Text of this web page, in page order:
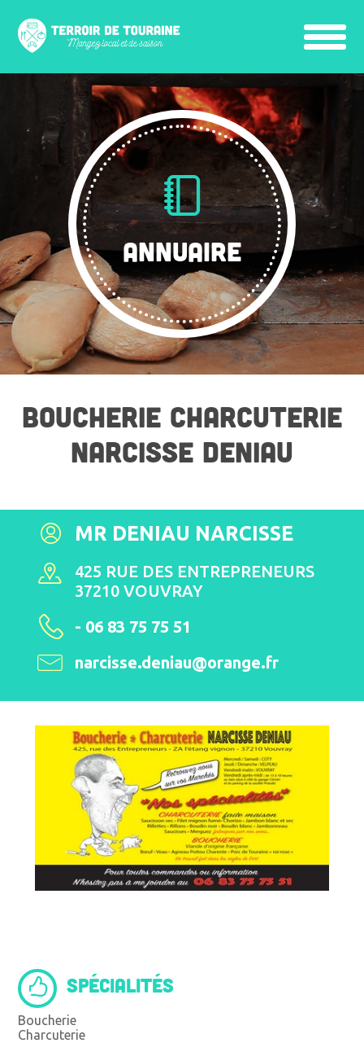
ANNUAIRE
BOUCHERIE CHARCUTERIE
NARCISSE DENIAU
MR DENIAU NARCISSE
425 RUE DES ENTREPRENEURS
37210 VOUVRAY
- 06 83 75 75 51
narcisse.deniau@orange.fr
SPÉCIALITÉS
Boucherie
Charcuterie